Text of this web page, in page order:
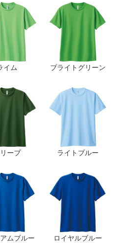
イム ブライトグリーン
ーブ ライトブルー
ムブルー ロイヤルブルー